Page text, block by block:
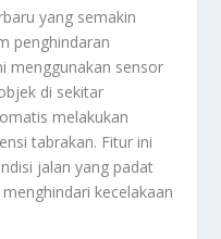
yang semakin
penghindaran
menggunakan sensor
di sekitar
melakukan
tabrakan. Fitur ini
jalan yang padat
kecelakaan